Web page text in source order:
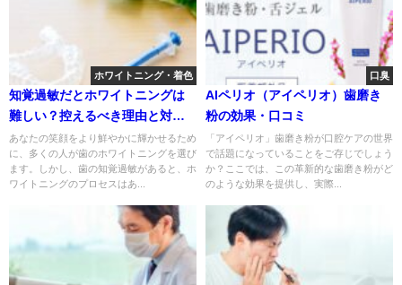
ホワイトニング・着色
知覚過敏だとホワイトニングは
難しい？控えるべき理由と対策
法
あなたの笑顔をより鮮やかに輝かせるため
に、多くの人が歯のホワイトニングを選び
ます。しかし、歯の知覚過敏があると、ホ
ワイトニングのプロセスはあ...
口臭
AIペリオ（アイペリオ）歯磨き
粉の効果・口コミ
「アイペリオ」歯磨き粉が口腔ケアの世界
で話題になっていることをご存じでしょう
か？ここでは、この革新的な歯磨き粉がど
のような効果を提供し、実際...